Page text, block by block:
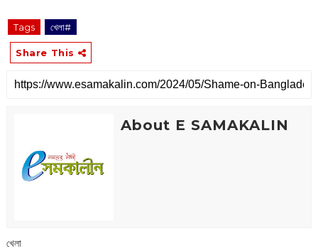
Tags খেলা#
Share This
About E SAMAKALIN
খেলা